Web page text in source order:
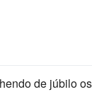
de júbilo